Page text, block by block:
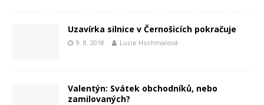
Uzavírka silnice v Černošicích pokračuje
9. 8. 2018 Lucie Hochmalová
Valentýn: Svátek obchodníků, nebo
zamilovaných?